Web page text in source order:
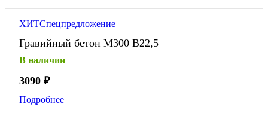
ХИТСпецпредложение
Гравийный бетон М300 В22,5
В наличии
3090 ₽
Подробнее